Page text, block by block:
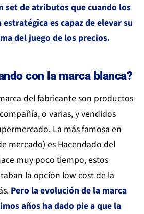
set de atributos que cuando los
es capaz de elevar su
del juego de los precios.
con la marca blanca?
del fabricante son productos
o varias, y vendidos
La más famosa en
mercado) es Hacendado del
muy poco tiempo, estos
la opción low cost de la
Pero la evolución de la marca
años ha dado pie a que la